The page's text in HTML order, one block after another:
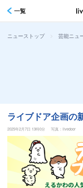
一覧
ニューストップ > 芸能ニュ
ライブドア企画の
2025年2月7日 13時0分 写真：livedoor